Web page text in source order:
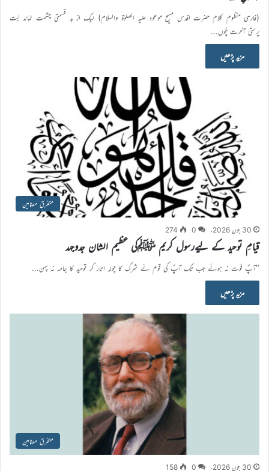
(فارسی منظوم کلام حضرت اقدس مسیح موعود علیہ الصلوٰۃ والسلام) لیک از بد قسمتی چشمت نماند بُت
پرستی آخرت چُوں…
مزید پڑھیں
متفرق مضامین
30 جون 2026ء 0
274
قیامِ توحید کے لیےرسول کریم ﷺکی عظیم الشان جدوجہد
’’آپؐ فوت نہ ہوئے جب تک آپؐ کی قوم نے شرک کا چولہ اتار کر توحید کا جامہ نہ پہن…
مزید پڑھیں
متفرق مضامین
30 جون 2026ء 0
158